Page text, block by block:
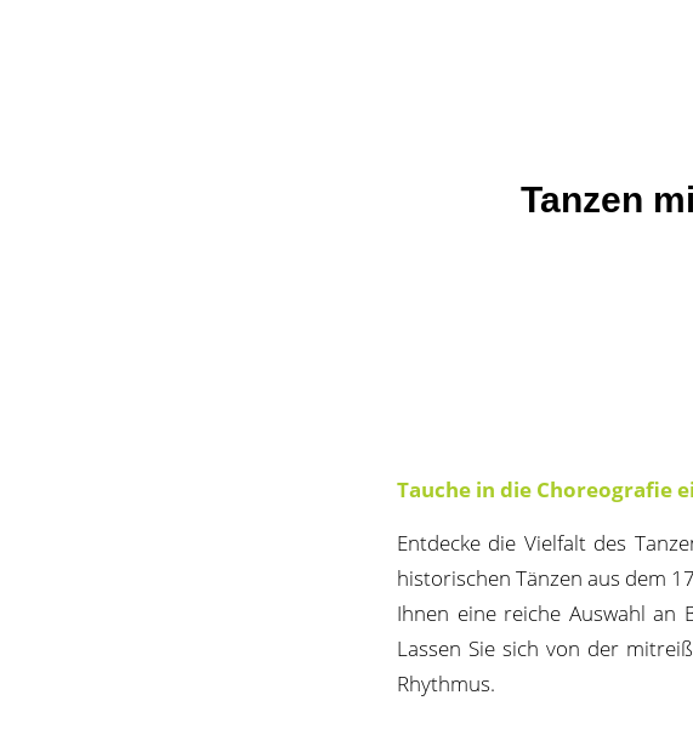
Tanzen
Tauche in die Choreografie
Entdecke die Vielfalt des
historischen Tänzen aus dem
Ihnen eine reiche Auswahl an
Lassen Sie sich von der
Rhythmus.